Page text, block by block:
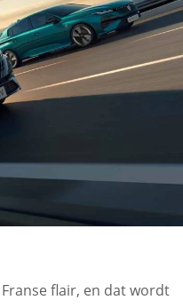
flair, en dat wordt